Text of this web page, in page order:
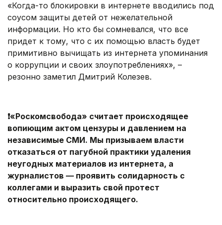
«Когда-то блокировки в интернете вводились под
соусом защиты детей от нежелательной
информации. Но кто бы сомневался, что все
придет к тому, что с их помощью власть будет
примитивно вычищать из интернета упоминания
о коррупции и своих злоупотреблениях», –
резонно заметил Дмитрий Колезев.
❗️«Роскомсвобода» считает происходящее
вопиющим актом цензуры и давлением на
независимые СМИ. Мы призываем власти
отказаться от пагубной практики удаления
неугодных материалов из интернета, а
журналистов — проявить солидарность с
коллегами и выразить свой протест
относительно происходящего.